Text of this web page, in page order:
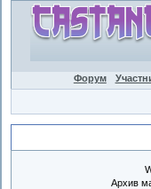
Форум
Архив